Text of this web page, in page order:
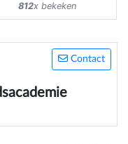
812x bekeken
Contact